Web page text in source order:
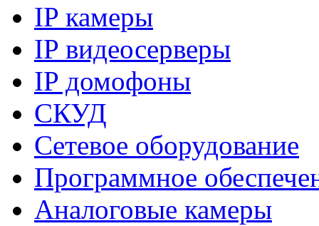
IP камеры
IP видеосерверы
IP домофоны
СКУД
Сетевое оборудование
Программное
Аналоговые камеры